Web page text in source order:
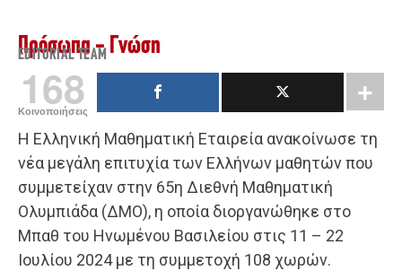
Πρόσωπα - Γνώση
EDITORIAL TEAM
168
Κοινοποιήσεις
Η Ελληνική Μαθηματική Εταιρεία ανακοίνωσε τη
νέα μεγάλη επιτυχία των Ελλήνων μαθητών που
συμμετείχαν στην 65η Διεθνή Μαθηματική
Ολυμπιάδα (ΔΜΟ), η οποία διοργανώθηκε στο
Μπαθ του Ηνωμένου Βασιλείου στις 11 – 22
Ιουλίου 2024 με τη συμμετοχή 108 χωρών.